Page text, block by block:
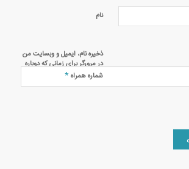
نام
ذخیره نام، ایمیل و وبسایت من
در مرورگر برای زمانی که دوباره
دیدگاهی می‌نویسم.
شماره همراه*